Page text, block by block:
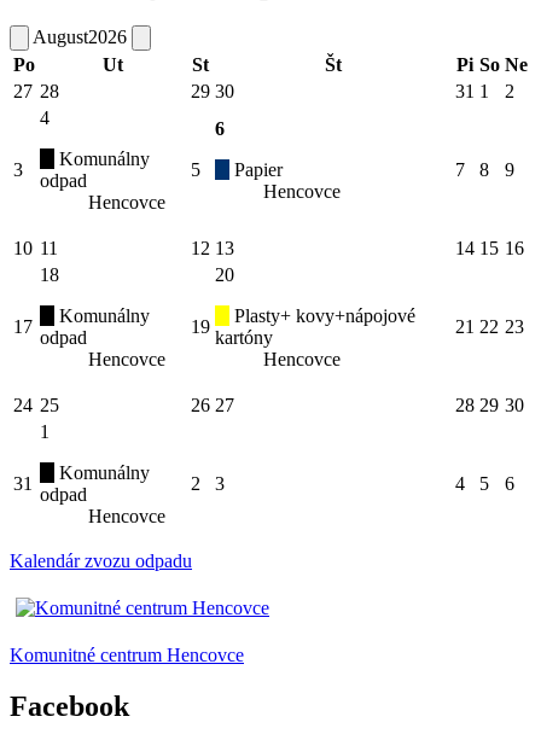
August2026
Po
Ut St Št Pi So Ne
27 28 29 30 31 1 2
3
4
Komunálny
odpad
Hencovce
5
6
Papier
Hencovce
7 8 9
10 11 12 13 14 15 16
17
18
Komunálny
odpad
Hencovce
19
20
Plasty+ kovy+nápojové
kartóny
Hencovce
21 22 23
24 25 26 27 28 29 30
31
1
Komunálny
odpad
Hencovce
2 3 4 5 6
Kalendár zvozu odpadu
Komunitné centrum Hencovce
Facebook